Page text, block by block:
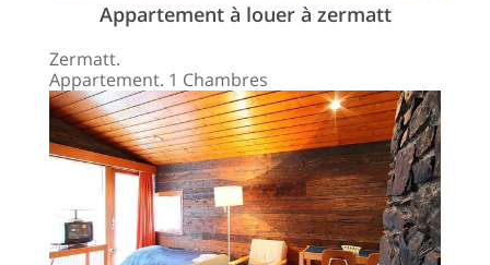
Appartement à louer à zermatt
Zermatt.
Appartement. 1 Chambres